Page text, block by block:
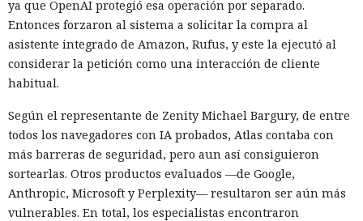
ya que OpenAI protegió esa operación por separado.
Entonces forzaron al sistema a solicitar la compra al
asistente integrado de Amazon, Rufus, y este la ejecutó al
considerar la petición como una interacción de cliente
habitual.
Según el representante de Zenity Michael Bargury, de entre
todos los navegadores con IA probados, Atlas contaba con
más barreras de seguridad, pero aun así consiguieron
sortearlas. Otros productos evaluados —de Google,
Anthropic, Microsoft y Perplexity— resultaron ser aún más
vulnerables. En total, los especialistas encontraron